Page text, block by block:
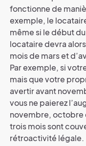
fonctionne de
exemple, le
même si le début du
locataire devra
mois de mars et
Par exemple, si
mais que votre
avertir avant
vous ne paierez
novembre, octobre
trois mois sont
rétroactivité légale.